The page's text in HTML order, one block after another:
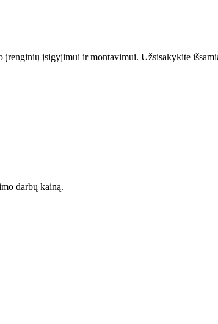
įrenginių įsigyjimui ir montavimui. Užsisakykite
darbų kainą.